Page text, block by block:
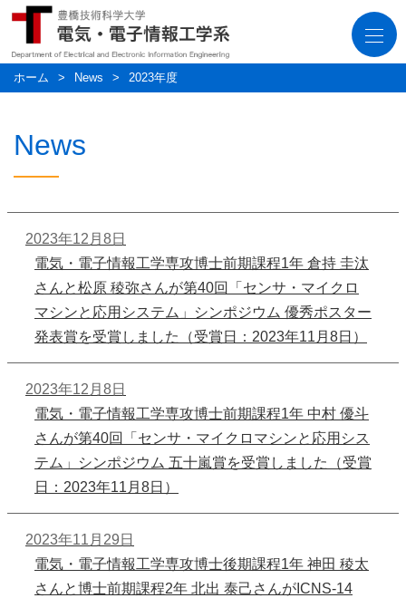
ホーム News 2023年度
News
2023年12月8日
電気・電子情報工学専攻博士前期課程1年 倉持 圭汰
さんと松原 稜弥さんが第40回「センサ・マイクロ
マシンと応用システム」シンポジウム 優秀ポスター
発表賞を受賞しました（受賞日：2023年11月8日）
2023年12月8日
電気・電子情報工学専攻博士前期課程1年 中村 優斗
さんが第40回「センサ・マイクロマシンと応用シス
テム」シンポジウム 五十嵐賞を受賞しました（受賞
日：2023年11月8日）
2023年11月29日
電気・電子情報工学専攻博士後期課程1年 神田 稜太
さんと博士前期課程2年 北出 泰己さんがICNS-14